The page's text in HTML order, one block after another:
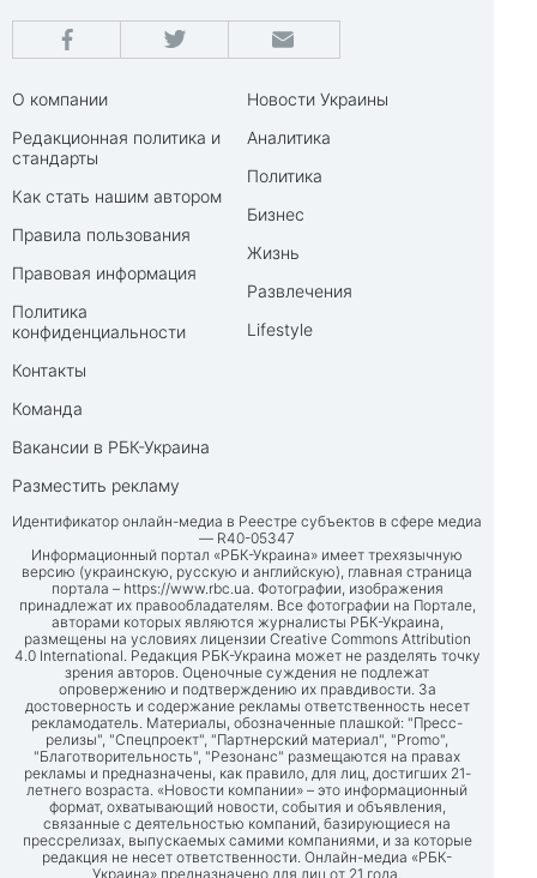
О компании
Редакционная политика и
стандарты
Как стать нашим автором
Правила пользования
Правовая информация
Политика
конфиденциальности
Контакты
Команда
Вакансии в РБК-Украина
Разместить рекламу
Новости Украины
Аналитика
Политика
Бизнес
Жизнь
Развлечения
Lifestyle
Идентификатор онлайн-медиа в Реестре субъектов в сфере медиа
— R40-05347
Информационный портал «РБК-Украина» имеет трехязычную
версию (украинскую, русскую и английскую), главная страница
портала – https://www.rbc.ua. Фотографии, изображения
принадлежат их правообладателям. Все фотографии на Портале,
авторами которых являются журналисты РБК-Украина,
размещены на условиях лицензии Creative Commons Attribution
4.0 International. Редакция РБК-Украина может не разделять точку
зрения авторов. Оценочные суждения не подлежат
опровержению и подтверждению их правдивости. За
достоверность и содержание рекламы ответственность несет
рекламодатель. Материалы, обозначенные плашкой: "Пресс-
релизы", "Спецпроект", "Партнерский материал", "Promo",
"Благотворительность", "Резонанс" размещаются на правах
рекламы и предназначены, как правило, для лиц, достигших 21-
летнего возраста. «Новости компании» – это информационный
формат, охватывающий новости, события и объявления,
связанные с деятельностью компаний, базирующиеся на
прессрелизах, выпускаемых самими компаниями, и за которые
редакция не несет ответственности. Онлайн-медиа «РБК-
Украина» предназначено для лиц от 21 года.